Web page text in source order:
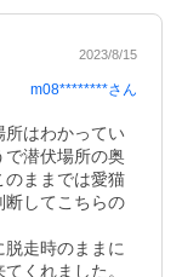
2023/8/15
m08********さん
はわかってい
で潜伏場所の奥
のままでは愛猫
断してこちらの
走時のままに
くれました。